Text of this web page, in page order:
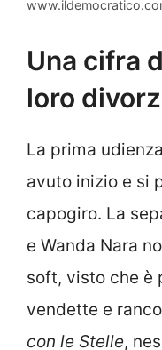
Una cifra
loro
La prima
avuto inizio e si
capogiro. La
e Wanda Nara
soft, visto che è
vendette e
con le Stelle,